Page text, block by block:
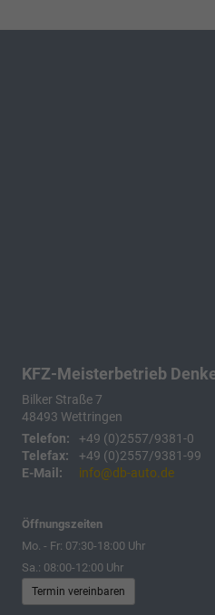
KFZ-Meisterbetrieb
Bilker Straße 7
48493 Wettringen
Telefon:
+49 (0)2557/9381-0
Telefax:
+49 (0)2557/9381-99
E-Mail:
info@db-auto.de
Öffnungszeiten
Mo. - Fr: 07:30-18:00 Uhr
Sa.: 08:00-12:00 Uhr
Termin vereinbaren